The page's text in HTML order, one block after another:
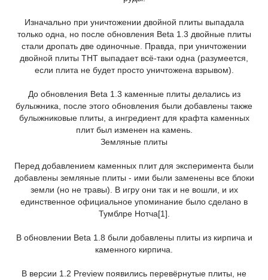
Изначально при уничтожении двойной плиты выпадала
только одна, но после обновления Beta 1.3 двойные плиты
стали дропать две одиночные. Правда, при уничтожении
двойной плиты ТНТ выпадает всё-таки одна (разумеется,
если плита не будет просто уничтожена взрывом).
До обновления Beta 1.3 каменные плиты делались из
булыжника, после этого обновления были добавлены также
булыжниковые плиты, а ингредиент для крафта каменных
плит был изменен на камень.
Земляные плиты
Перед добавлением каменных плит для эксперимента были
добавлены земляные плиты - ими были заменены все блоки
земли (но не травы). В игру они так и не вошли, и их
единственное официальное упоминание было сделано в
Тумблре Нотча[1].
В обновлении Beta 1.8 были добавлены плиты из кирпича и
каменного кирпича.
В версии 1.2 Preview появились перевёрнутые плиты, не